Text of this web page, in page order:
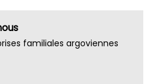
familiales argoviennes